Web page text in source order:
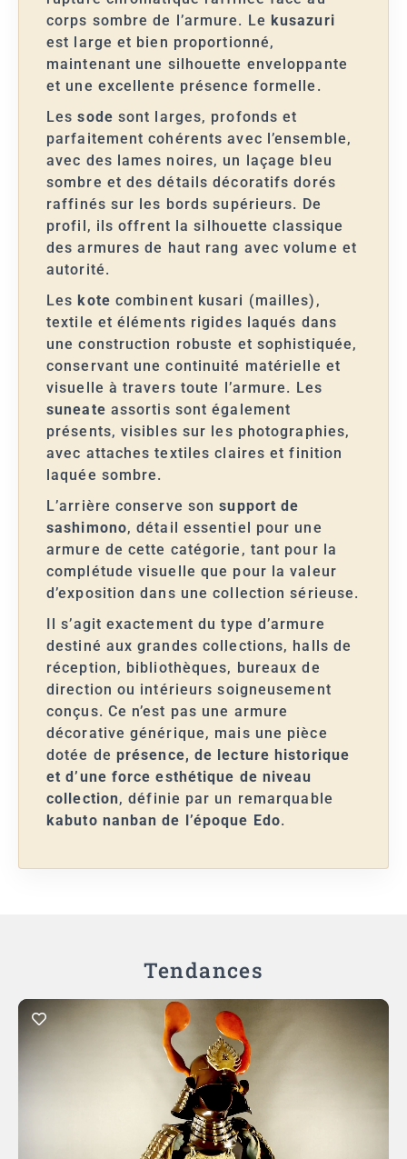
corps sombre de l’armure. Le kusazuri
est large et bien proportionné,
maintenant une silhouette enveloppante
et une excellente présence formelle.
Lessode sont larges, profonds et
parfaitement cohérents avec l’ensemble,
avec des lames noires, un laçage bleu
sombre et des détails décoratifs dorés
raffinés sur les bords supérieurs. De
profil, ils offrent la silhouette classique
des armures de haut rang avec volume et
autorité.
Les kote combinent kusari (mailles),
textile et éléments rigides laqués dans
une construction robuste et sophistiquée,
conservant une continuité matérielle et
visuelle à travers toute l’armure. Les
suneate assortis sont également
présents, visibles sur les photographies,
avec attaches textiles claires et finition
laquée sombre.
L’arrière conserve sonsupport de
sashimono, détail essentiel pour une
armure de cette catégorie, tant pour la
complétude visuelle que pour la valeur
d’exposition dans une collection sérieuse.
Il s’agit exactement du type d’armure
destiné aux grandes collections, halls de
réception, bibliothèques, bureaux de
direction ou intérieurs soigneusement
conçus. Ce n’est pas une armure
décorative générique, mais une pièce
dotée de présence, de lecture historique
et d’une force esthétique de niveau
collection, définie par un remarquable
kabuto nanban de l’époque Edo.
Tendances
Ajouter au panier